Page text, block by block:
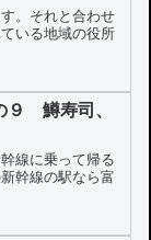
。それと合わせ
いる地域の役所
鱒寿司、
線に乗って帰る
幹線の駅なら富